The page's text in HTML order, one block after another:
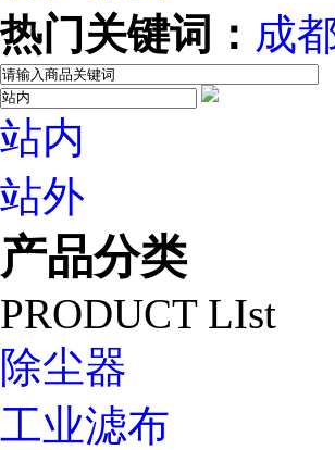
热门关键词： 成
站内
站外
产品分类
PRODUCT LIst
除尘器
工业滤布